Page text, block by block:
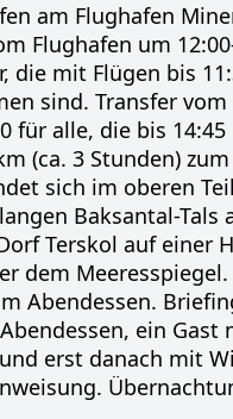
am Flughafen
Flughafen um
die mit Flügen bis
sind. Transfer
für alle, die bis
(ca. 3 Stunden)
sich im oberen
Baksantal-Tals
Terskol auf einer
dem
Abendessen.
ein Gast
erst danach mit